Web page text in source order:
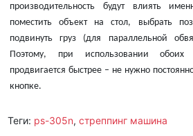
производительность будут влиять
поместить объект на стол, выбрать
подвинуть груз (для параллельной
Поэтому, при использовании
продвигается быстрее – не нужно
кнопке.
Теги: ps-305n, стреппинг машина